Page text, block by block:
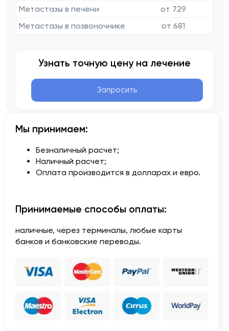
Метастазы в печени
от 729
Метастазы в позвоночнике
от 681
Узнать точную цену на лечение
Запросить
Мы принимаем:
Безналичный расчет;
Наличный расчет;
Оплата производится в долларах и евро.
Принимаемые способы оплаты:
наличные, через терминалы, любые карты
банков и банковские переводы.